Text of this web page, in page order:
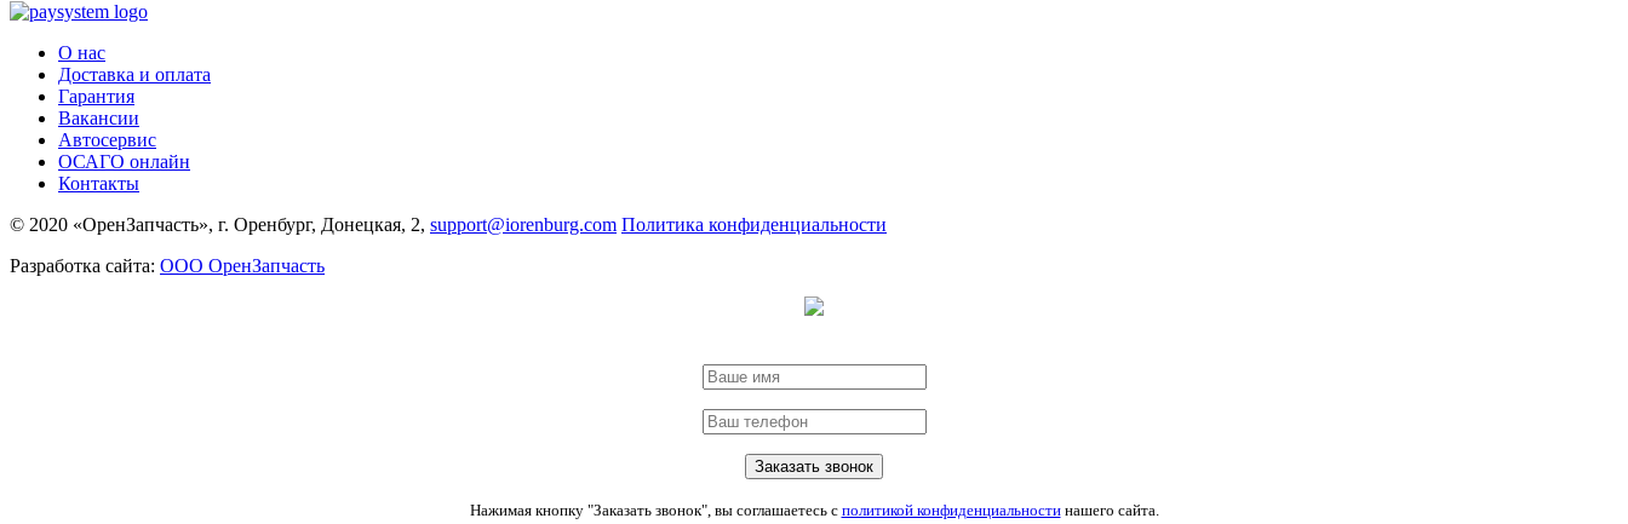
О нас
Доставка и оплата
Гарантия
Вакансии
Автосервис
ОСАГО онлайн
Контакты
© 2020 «ОренЗапчасть», г. Оренбург, Донецкая, 2, support@iorenburg.com Политика конфиденциальности
Разработка сайта: ООО ОренЗапчасть
Нажимая кнопку "Заказать звонок", вы соглашаетесь с политикой конфиденциальностинашего сайта.